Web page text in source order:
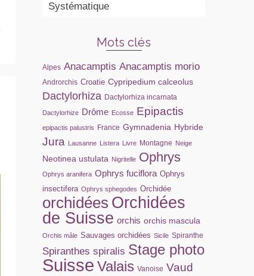
Systématique
Mots clés
Alpes Anacamptis Anacamptis morio
Androrchis Croatie Cypripedium calceolus
Dactylorhiza Dactylorhiza incarnata
Dactylorhize Drôme Ecosse Epipactis
epipactis palustris France Gymnadenia Hybride
Jura Lausanne Listera Livre Montagne Neige
Neotinea ustulata Nigritelle Ophrys
Ophrys aranifera Ophrys fuciflora Ophrys
insectifera Ophrys sphegodes Orchidée
orchidées Orchidées
de Suisse orchis orchis mascula
Orchis mâle Sauvages orchidées Sicile Spiranthe
Spiranthes spiralis Stage photo
Suisse Valais Vanoise Vaud